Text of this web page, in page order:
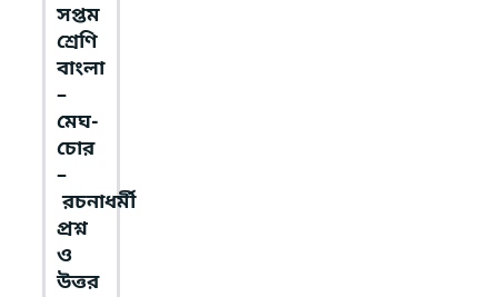
সপ্তম
শ্রেণি
বাংলা
–
মেঘ-
চোর
–
রচনাধর্মী
প্রশ্ন
ও
উত্তর